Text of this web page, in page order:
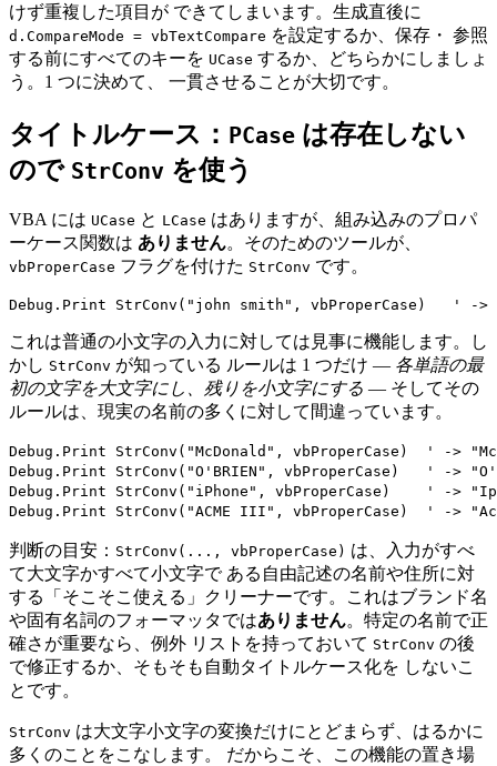
けず重複した項目が できてしまいます。生成直後に
d.CompareMode = vbTextCompare を設定するか、保存・ 参照
する前にすべてのキーを UCase するか、どちらかにしましょ
う。1 つに決めて、 一貫させることが大切です。
タイトルケース： PCase は存在しない
ので StrConv を使う
VBA には UCase と LCase はありますが、組み込みのプロパ
ーケース関数は ありません。そのためのツールが、
vbProperCase フラグを付けた StrConv です。
これは普通の小文字の入力に対しては見事に機能します。し
かし StrConv が知っている ルールは 1 つだけ — 各単語の最
初の文字を大文字にし、残りを小文字にする — そしてその
ルールは、現実の名前の多くに対して間違っています。
Debug.Print StrConv("McDonald", vbProperCase)  ' ->
Debug.Print StrConv("O'BRIEN", vbProperCase)   ' ->
Debug.Print StrConv("iPhone", vbProperCase)    ' ->
判断の目安： StrConv(..., vbProperCase) は、入力がすべ
て大文字かすべて小文字で ある自由記述の名前や住所に対
する「そこそこ使える」クリーナーです。これはブランド名
や固有名詞のフォーマッタではありません。特定の名前で正
確さが重要なら、例外 リストを持っておいて StrConv の後
で修正するか、そもそも自動タイトルケース化を しないこ
とです。
StrConv は大文字小文字の変換だけにとどまらず、はるかに
多くのことをこなします。 だからこそ、この機能の置き場